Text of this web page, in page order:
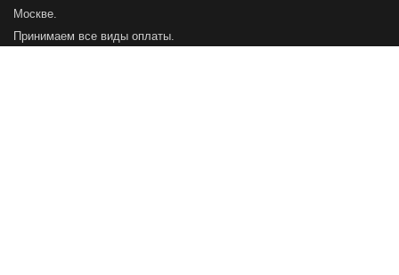
Москве.
Принимаем все виды оплаты.